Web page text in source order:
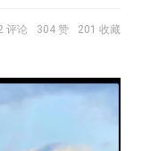
评论 304 赞 201 收藏